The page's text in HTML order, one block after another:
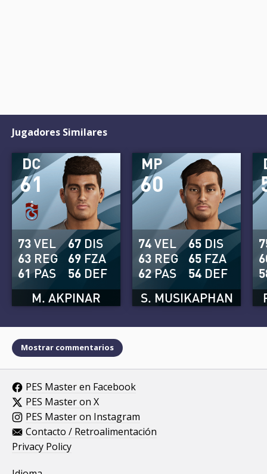
Jugadores Similares
61
DC
M. AKPINAR
73VEL
63 REG
61PAS
67 DIS
69 FZA
56 DEF
60
MP
S. MUSIKAPHAN
74VEL
63 REG
62PAS
65 DIS
65 FZA
54 DEF
Mostrar commentarios
PES Master en Facebook
PES Master on X
PES Master on Instagram
Contacto / Retroalimentación
Privacy Policy